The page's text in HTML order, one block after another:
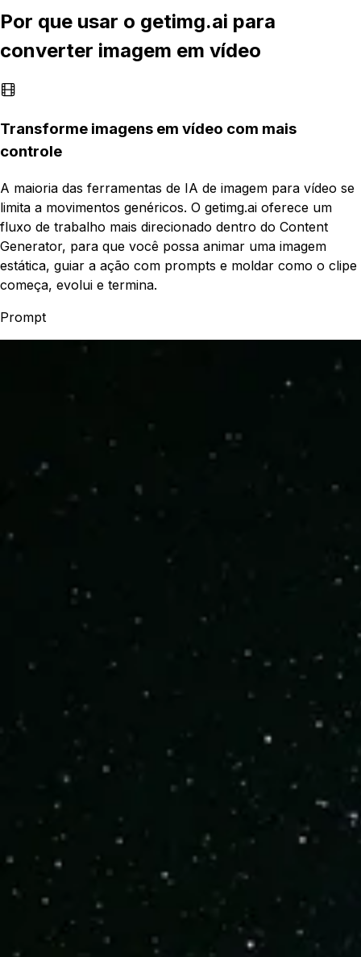
Por que usar o getimg.ai para
converter imagem em vídeo
Transforme imagens em vídeo com mais
controle
A maioria das ferramentas de IA de imagem para vídeo se
limita a movimentos genéricos. O getimg.ai oferece um
fluxo de trabalho mais direcionado dentro do Content
Generator, para que você possa animar uma imagem
estática, guiar a ação com prompts e moldar como o clipe
começa, evolui e termina.
Prompt